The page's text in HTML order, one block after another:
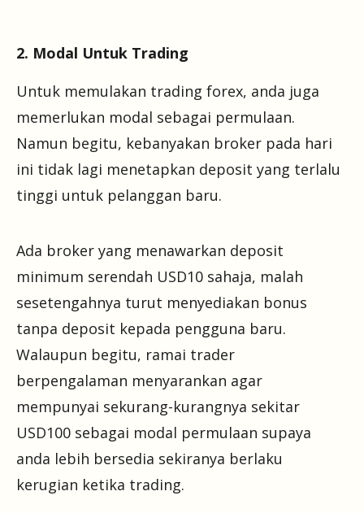
2. Modal Untuk Trading
Untuk memulakan trading forex, anda juga
memerlukan modal sebagai permulaan.
Namun begitu, kebanyakan broker pada hari
ini tidak lagi menetapkan deposit yang terlalu
tinggi untuk pelanggan baru.
Ada broker yang menawarkan deposit
minimum serendah USD10 sahaja, malah
sesetengahnya turut menyediakan bonus
tanpa deposit kepada pengguna baru.
Walaupun begitu, ramai trader
berpengalaman menyarankan agar
mempunyai sekurang-kurangnya sekitar
USD100 sebagai modal permulaan supaya
anda lebih bersedia sekiranya berlaku
kerugian ketika trading.